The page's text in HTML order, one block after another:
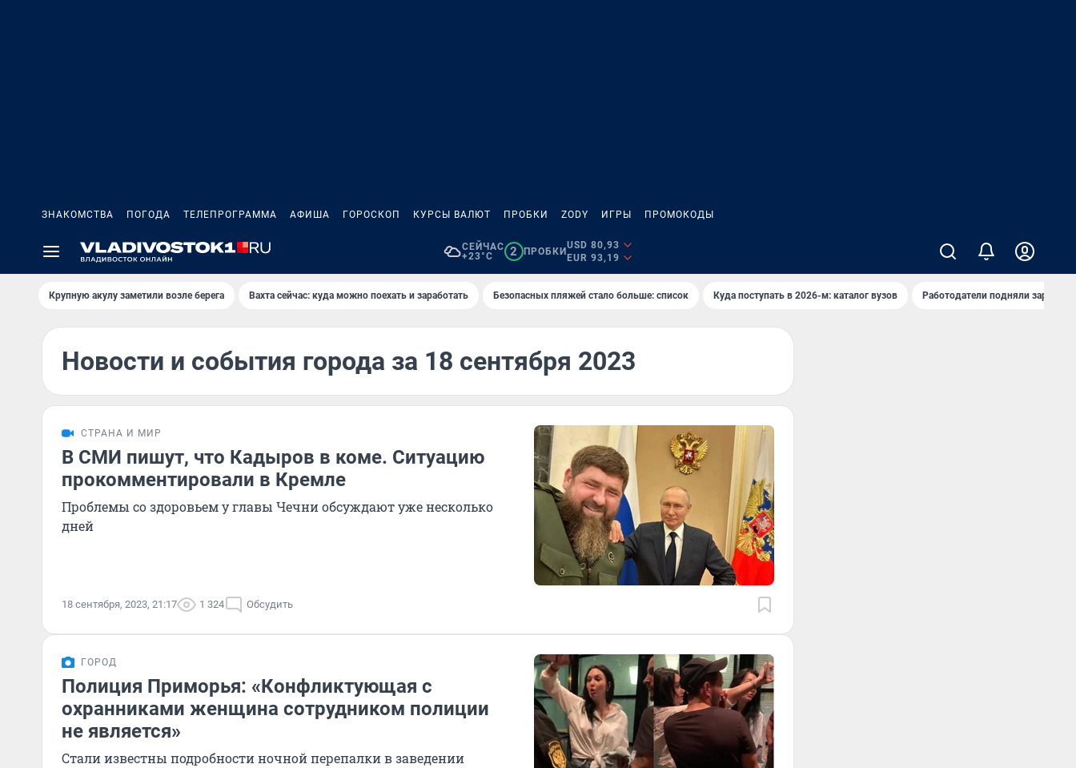
ЗНАКОМСТВА ПОГОДА ТЕЛЕПРОГРАММА АФИША ГОРОСКОП КУРСЫ ВАЛЮТ ПРОБКИ ZODY ИГРЫ ПРОМОКОДЫ
СЕЙЧАС
+23°C
2 ПРОБКИ
USD 80,93
EUR 93,19
Крупную акулу заметили возле берега Вахта сейчас: куда можно поехать и заработать Безопасных пляжей стало больше: список Куда поступать в 2026-м: каталог вузов Работодатели подняли
Новости и события города за 18 сентября 2023
СТРАНА И МИР
В СМИ пишут, что Кадыров в коме. Ситуацию
прокомментировали в Кремле
Проблемы со здоровьем у главы Чечни обсуждают уже несколько
дней
18 сентября, 2023, 21:17 1 324 Обсудить
ГОРОД
Полиция Приморья: «Конфликтующая с
охранниками женщина сотрудником полиции
не является»
Стали известны подробности ночной перепалки в заведении